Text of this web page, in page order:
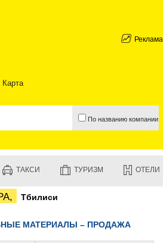
Реклама
Карта
По названию компании
ТАКСИ ТУРИЗМ ОТЕЛИ
Тбилиси
МАТЕРИАЛЫ – ПРОДАЖА